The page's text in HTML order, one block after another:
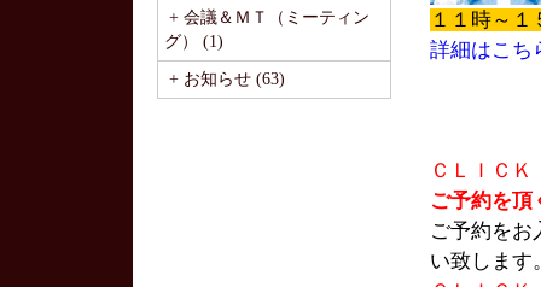
+ 会議＆ＭＴ（ミーティン
グ） (1)
+ お知らせ (63)
１１時～
詳細はこち
ＣＬＩＣＫ
ご予約を頂
ご予約をお
い致します